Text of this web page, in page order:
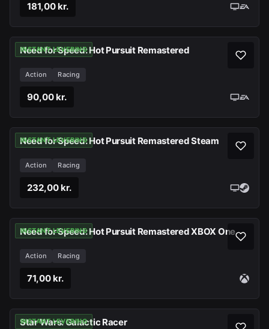
181,00 kr.
INSTANT LEVERING
Need for Speed: Hot Pursuit Remastered
Action Racing
90,00 kr.
INSTANT LEVERING
Need for Speed: Hot Pursuit Remastered Steam
Action Racing
232,00 kr.
INSTANT LEVERING
Need for Speed: Hot Pursuit Remastered XBOX One
Action Racing
71,00 kr.
INSTANT LEVERING
Star Wars: Galactic Racer